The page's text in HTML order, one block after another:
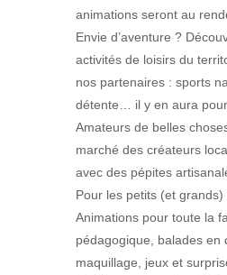
animations seront au
Envie d’aventure ?
activités de loisirs du
nos partenaires : sports
détente… il y en aura
Amateurs de belles
marché des créateurs
avec des pépites
Pour les petits (et grands)
Animations pour toute la
pédagogique, balades en
maquillage, jeux et